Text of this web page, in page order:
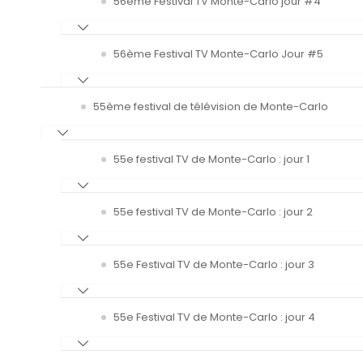
56ème Festival TV Monte-Carlo Jour #5
55ème festival de télévision de Monte-Carlo
55e festival TV de Monte-Carlo : jour 1
55e festival TV de Monte-Carlo : jour 2
55e Festival TV de Monte-Carlo : jour 3
55e Festival TV de Monte-Carlo : jour 4